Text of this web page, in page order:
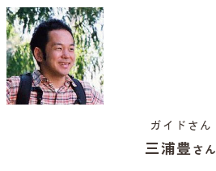
ガイドさん
三浦豊 さん